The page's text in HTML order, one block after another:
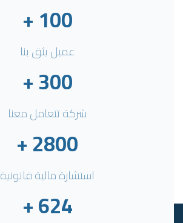
100
+
عميل يثق بنا
300
+
شركة تتعامل معنا
2800
+
استشارة مالية قانونية
624
+